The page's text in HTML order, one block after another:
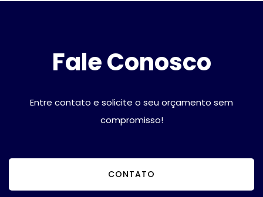
Fale Conosco
Entre contato e solicite o seu orçamento sem
compromisso!
CONTATO